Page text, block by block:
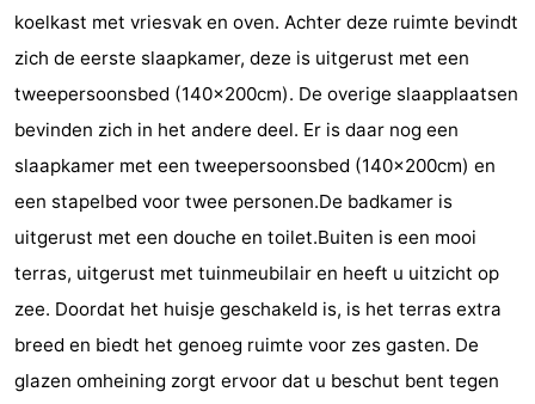
Points
de
vue
Attractions
-
Terrains
de
jeux
-
Aires
de
jeux
intérieures
-
Bowling
Centres
de
bien-
être
Villages
&
villes
Nature
Visites
koelkast met vriesvak en oven. Achter deze ruimte bevindt
zich de eerste slaapkamer, deze is uitgerust met een
tweepersoonsbed (140x200cm). De overige slaapplaatsen
bevinden zich in het andere deel. Er is daar nog een
slaapkamer met een tweepersoonsbed (140x200cm) en
een stapelbed voor twee personen.De badkamer is
uitgerust met een douche en toilet.Buiten is een mooi
terras, uitgerust met tuinmeubilair en heeft u uitzicht op
zee. Doordat het huisje geschakeld is, is het terras extra
breed en biedt het genoeg ruimte voor zes gasten. De
glazen omheining zorgt ervoor dat u beschut bent tegen